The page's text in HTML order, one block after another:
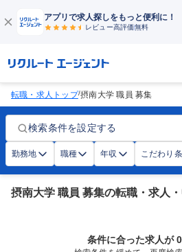
アプリで求人探しをもっと便利に！
レビュー高評価無料
転職・求人トップ/摂南大学 職員 募集
検索条件を設定する
勤務地 職種 年収 こだわり
摂南大学 職員 募集の転職・求人
条件に合った求人が